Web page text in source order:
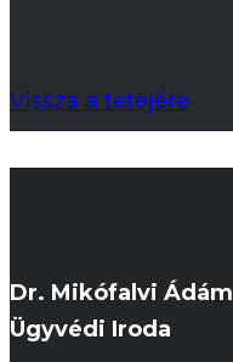
Vissza a tetejére
Dr. Mikófalvi Ádám
Ügyvédi Iroda